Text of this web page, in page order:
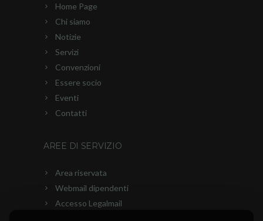
Home Page
Chi siamo
Notizie
Servizi
Convenzioni
Essere socio
Eventi
Contatti
AREE DI SERVIZIO
Area riservata
Webmail dipendenti
Accesso Legalmail